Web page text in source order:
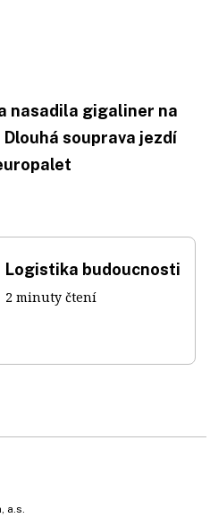
nasadila gigaliner na
souprava jezdí
Logistika budoucnosti
2 minuty čtení
a.s.